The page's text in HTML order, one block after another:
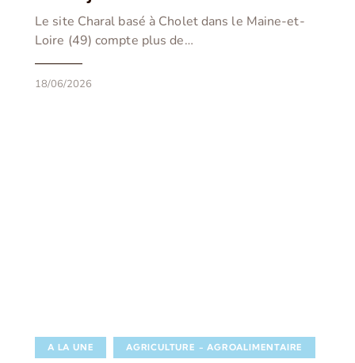
Le site Charal basé à Cholet dans le Maine-et-
Loire (49) compte plus de…
18/06/2026
A LA UNE AGRICULTURE - AGROALIMENTAIRE